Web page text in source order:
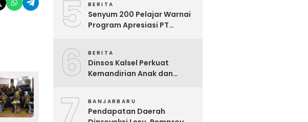
5 BERITA
Senyum 200 Pelajar Warnai
Program Apresiasi PT
6 BERITA
Dinsos Kalsel Perkuat
Kemandirian Anak dan
Mulia Satria
7 BANJARBARU
Pendapatan Daerah